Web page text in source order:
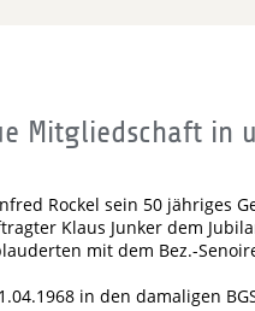
Mitgliedschaft in
Rockel sein 50 jähriges
Klaus Junker dem
mit dem Bez.-
in den damaligen